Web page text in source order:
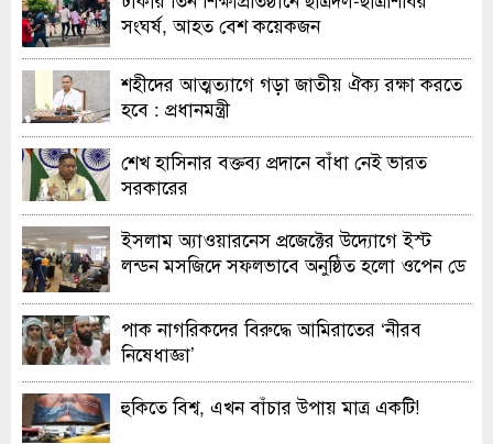
সংঘর্ষ, আহত বেশ কয়েকজন
শহীদের আত্মত্যাগে গড়া জাতীয় ঐক্য রক্ষা করতে
হবে : প্রধানমন্ত্রী
শেখ হাসিনার বক্তব্য প্রদানে বাঁধা নেই ভারত
সরকারের
ইসলাম অ্যাওয়ারনেস প্রজেক্টের উদ্যোগে ইস্ট
লন্ডন মসজিদে সফলভাবে অনুষ্ঠিত হলো ওপেন ডে
পাক নাগরিকদের বিরুদ্ধে আমিরাতের ‘নীরব
নিষেধাজ্ঞা’
হুকিতে বিশ্ব, এখন বাঁচার উপায় মাত্র একটি!